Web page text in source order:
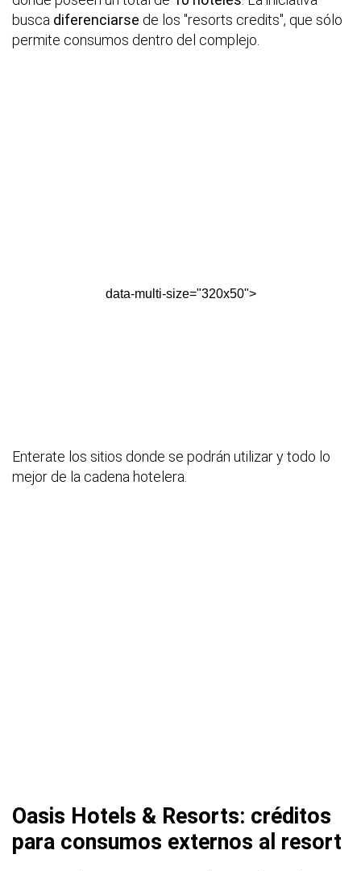
busca diferenciarse de los "resorts credits", que sólo
permite consumos dentro del complejo.
data-multi-size="320x50">
Enterate los sitios donde se podrán utilizar y todo lo
mejor de la cadena hotelera.
Oasis Hotels & Resorts: créditos
para consumos externos al resort